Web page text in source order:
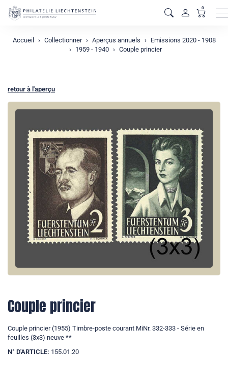
0
Accueil Collectionner Aperçus annuels
Emissions 2020 - 1908
1959 - 1940
Couple princier
retour à l'aperçu
Couple princier
Couple princier (1955) Timbre-poste courant MiNr. 332-333 - Série en
feuilles (3x3) neuve **
N° D'ARTICLE: 155.01.20